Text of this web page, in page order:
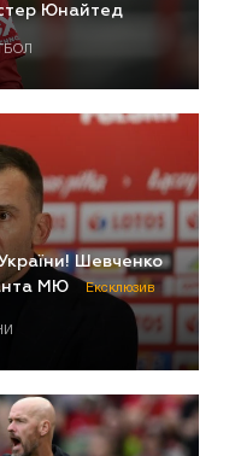
Юнайтед
Шевченко
МЮ
Ексклюзив